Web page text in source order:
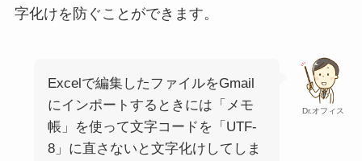
字化けを防ぐことができます。
Dr.オフィス
Excelで編集したファイルをGmail
にインポートするときには「メモ
帳」を使って文字コードを「UTF-
8」に直さないと文字化けしてしま